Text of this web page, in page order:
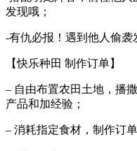
发现哦；
-有仇必报！遇到他人偷袭
【快乐种田 制作订单】
– 自由布置农田土地，播
产品和加经验；
– 消耗指定食材，制作订